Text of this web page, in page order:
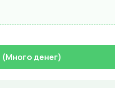
(Много денег)